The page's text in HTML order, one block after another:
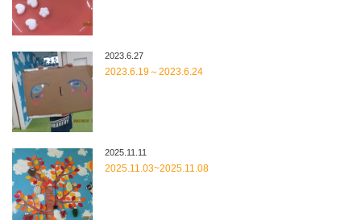
2023.6.27
2023.6.19～2023.6.24
2025.11.11
2025.11.03~2025.11.08